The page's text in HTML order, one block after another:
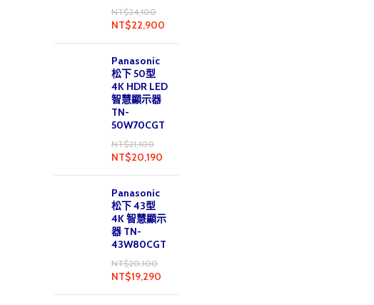
NT$24,100
NT$22,900
Panasonic
松下 50型
4K HDR LED
智慧顯示器
TN-
50W70CGT
NT$21,100
NT$20,190
Panasonic
松下 43型
4K 智慧顯示
器 TN-
43W80CGT
NT$20,100
NT$19,290